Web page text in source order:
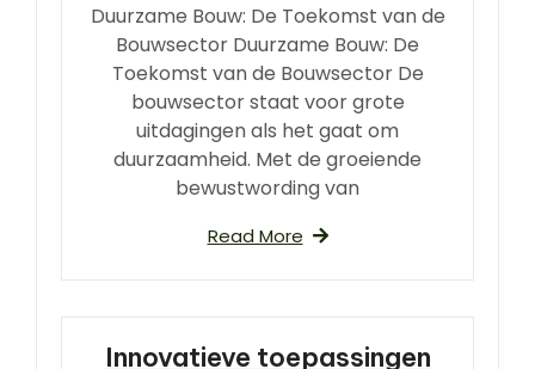
Duurzame Bouw: De Toekomst van de
Bouwsector Duurzame Bouw: De
Toekomst van de Bouwsector De
bouwsector staat voor grote
uitdagingen als het gaat om
duurzaamheid. Met de groeiende
bewustwording van
Read More
Innovatieve toepassingen